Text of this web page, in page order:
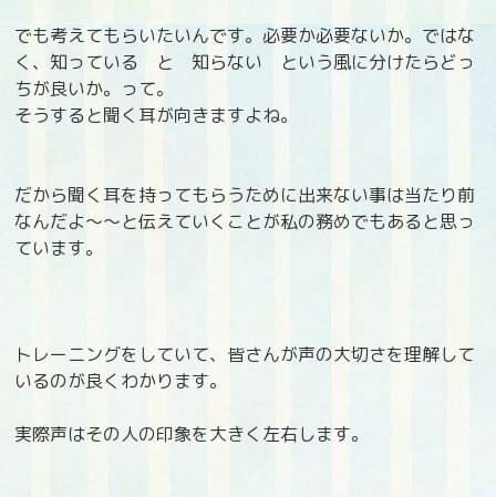
でも考えてもらいたいんです。必要か必要ないか。ではな
く、知っている と 知らない という風に分けたらどっ
ちが良いか。って。
そうすると聞く耳が向きますよね。
だから聞く耳を持ってもらうために出来ない事は当たり前
なんだよ～～と伝えていくことが私の務めでもあると思っ
ています。
トレーニングをしていて、皆さんが声の大切さを理解して
いるのが良くわかります。
実際声はその人の印象を大きく左右します。